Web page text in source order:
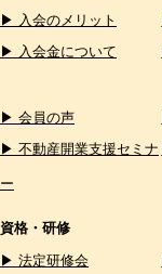
▶ 入会のメリット
▶ 入会金について
▶ 会員の声
▶ 不動産開業支援セミナ
ー
資格・研修
▶ 法定研修会